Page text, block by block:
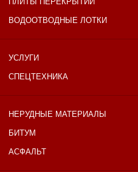
ВОДООТВОДНЫЕ ЛОТКИ
УСЛУГИ
СПЕЦТЕХНИКА
НЕРУДНЫЕ МАТЕРИАЛЫ
БИТУМ
АСФАЛЬТ